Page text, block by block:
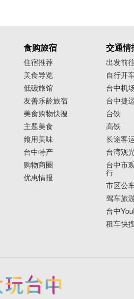
食购旅宿
住宿推荐
美食导览
低碳旅馆
友善乐龄旅宿
美食购物快搜
主题美食
飨用美味
台中特产
购物商圈
优惠情报
交通情
出发前
自行开
台中机
台中捷
台铁
高铁
长途客
台湾观
台中市
行
市区公
驾车旅
台中
租车快